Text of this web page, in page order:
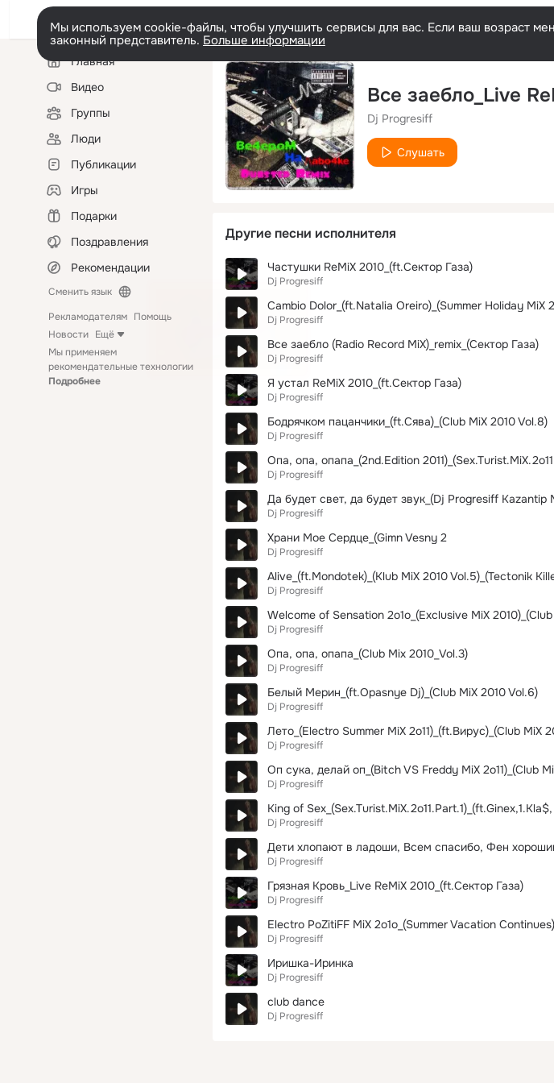
Мы используем cookie-файлы, чтобы улучшить сервисы для вас. Если ваш возраст
законный представитель. Больше информации
Левая
колонкаГлавная
Видео
Группы
Люди
Публикации
Игры
Подарки
Поздравления
Рекомендации
Сменить язык
Рекламодателям Помощь
Новости Ещё
Мы применяем
рекомендательные технологии
Подробнее
Dj Progresiff
Слушать
Другие песни исполнителя
Частушки ReMiX 2010_(ft.Сектор Газа)
Dj Progresiff
Cambio Dolor_(ft.Natalia Oreiro)_(Summer Holiday MiX
Dj Progresiff
Все заебло (Radio Record MiX)_remix_(Сектор Газа)
Dj Progresiff
Я устал ReMiX 2010_(ft.Сектор Газа)
Dj Progresiff
Бодрячком пацанчики_(ft.Сява)_(Club MiX 2010 Vol.8)
Dj Progresiff
Опа, опа, опапа_(2nd.Edition
Dj Progresiff
Да будет свет, да будет звук_(Dj Progresiff Kazantip
Dj Progresiff
Храни Мое Сердце_(Gimn Vesny 2
Dj Progresiff
Alive_(ft.Mondotek)_(Klub MiX 2010 Vol.5)_(Tectonik
Dj Progresiff
Welcome of Sensation 2o1o_(Exclusive MiX 2010)_(Club
Dj Progresiff
Опа, опа, опапа_(Club Mix 2010_Vol.3)
Dj Progresiff
Белый Мерин_(ft.Opasnye Dj)_(Club MiX 2010 Vol.6)
Dj Progresiff
Лето_(Electro Summer MiX 2o11)_(ft.Вирус)_(Club MiX
Dj Progresiff
Оп сука, делай оп_(Bitch VS Freddy MiX 2o11)_(Club
Dj Progresiff
King of Sex_(Sex.Turist.MiX.2o11.Part.1)_(ft.Ginex,1.Kla$,
Dj Progresiff
Dj Progresiff
Грязная Кровь_Live ReMiX 2010_(ft.Сектор Газа)
Dj Progresiff
Electro PoZitiFF MiX 2o1o_(Summer Vacation
Dj Progresiff
Иришка-Иринка
Dj Progresiff
club dance
Dj Progresiff